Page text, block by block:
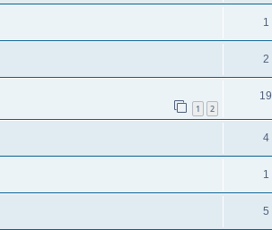
1
2
1 2
19
4
1
5